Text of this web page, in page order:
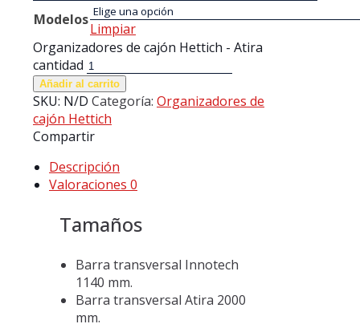
Modelos
Limpiar
Organizadores de cajón Hettich - Atira
cantidad
Añadir al carrito
SKU: N/D Categoría: Organizadores de
cajón Hettich
Compartir
Descripción
Valoraciones 0
Tamaños
Barra transversal Innotech
1140 mm.
Barra transversal Atira 2000
mm.